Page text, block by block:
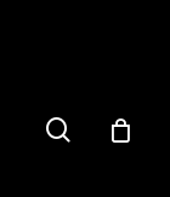
cerca